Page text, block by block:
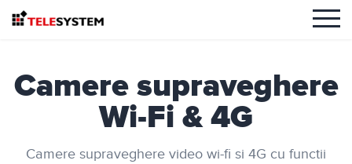
Camere supraveghere
Wi-Fi & 4G
Camere supraveghere video wi-fi si 4G cu functii